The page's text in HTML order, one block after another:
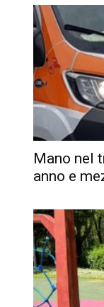
Mano nel
anno e